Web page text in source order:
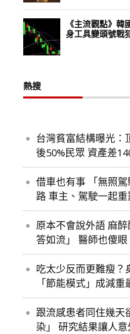
熱搜
台灣貧富結構曝光：
後50%民眾 資產差
借車也有事 「無照
路 車主、駕駛一起重
原本不會說外語 麻
答如流」 醫師也傻眼
吃太少反而更難瘦？
「節能模式」成減
跟流感患者同住幾天
染」 研究結果讓人意